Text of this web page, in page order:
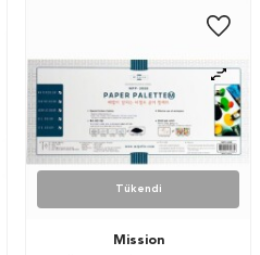
Tükendi
Mission